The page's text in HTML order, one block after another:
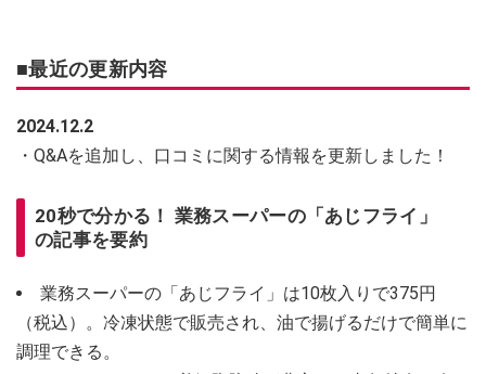
■最近の更新内容
2024.12.2
・Q&Aを追加し、口コミに関する情報を更新しました！
20秒で分かる！ 業務スーパーの「あじフライ」
の記事を要約
業務スーパーの「あじフライ」は10枚入りで375円
（税込）。冷凍状態で販売され、油で揚げるだけで簡単に
調理できる。